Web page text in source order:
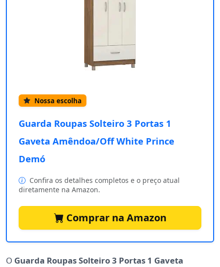
Nossa escolha
Guarda Roupas Solteiro 3 Portas 1
Gaveta Amêndoa/Off White Prince
Demó
Confira os detalhes completos e o preço atual
diretamente na Amazon.
Comprar na Amazon
O Guarda Roupas Solteiro 3 Portas 1 Gaveta